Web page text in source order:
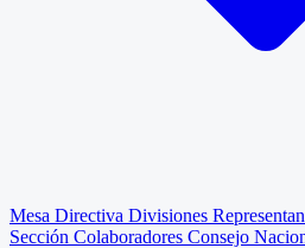
Mesa Directiva Divisiones
Sección Colaboradores Consejo